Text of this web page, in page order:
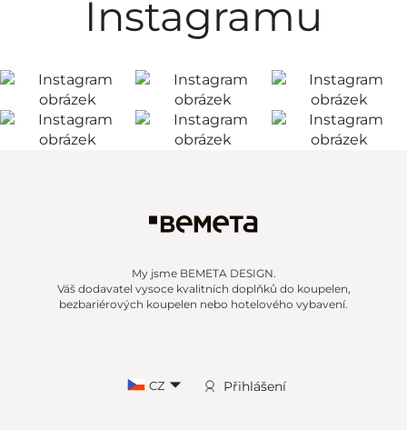
Instagramu
My jsme BEMETA DESIGN.
Váš dodavatel vysoce kvalitních doplňků do koupelen,
bezbariérových koupelen nebo hotelového vybavení.
CZ Přihlášení